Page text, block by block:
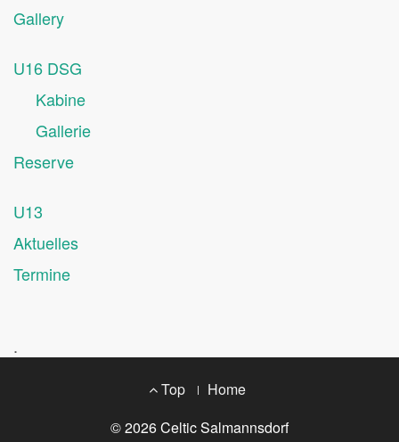
Gallery
U16 DSG
Kabine
Gallerie
Reserve
U13
Aktuelles
Termine
.
Top
Home
© 2026Celtic Salmannsdorf